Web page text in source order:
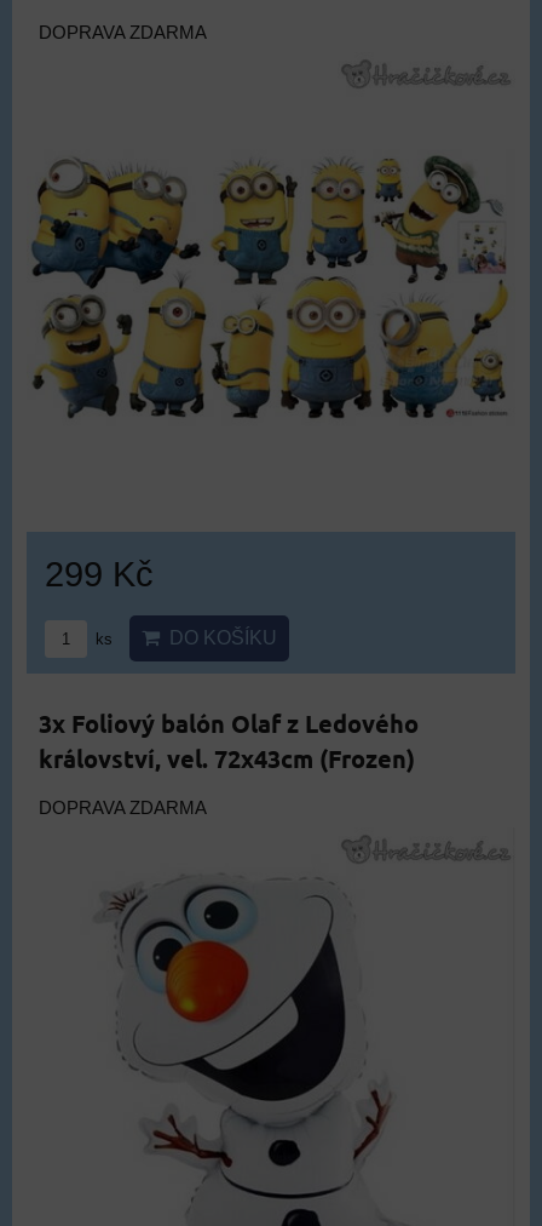
DOPRAVA ZDARMA
299 Kč
ks DO KOŠÍKU
3x Foliový balón Olaf z Ledového
království, vel. 72x43cm (Frozen)
DOPRAVA ZDARMA